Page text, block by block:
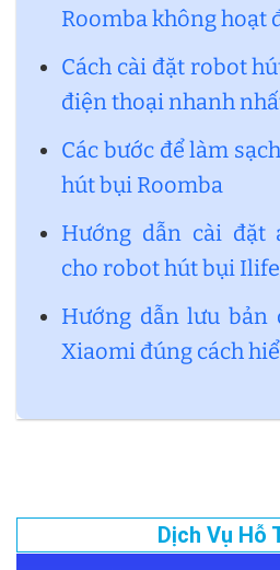
Roomba không hoạt
Cách cài đặt robot
điện thoại nhanh
Các bước để làm
hút bụi Roomba
Hướng dẫn cài đặt
cho robot hút bụi
Hướng dẫn lưu bản
Xiaomi đúng cách
Dịch Vụ Hỗ